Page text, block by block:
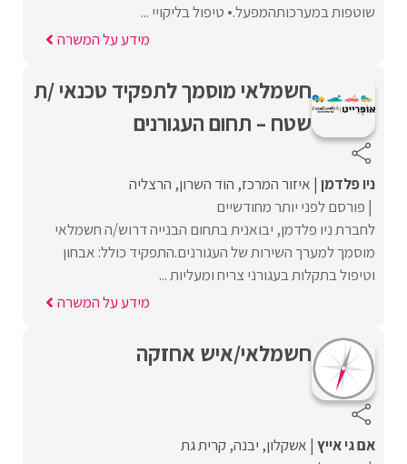
שוטפות במערכותהמפעל.• טיפול בליקויי ...
מידע על המשרה
חשמלאי מוסמך לתפקיד טכנאי /ת
שטח – תחום העגורנים
ניו פלדמן איזור המרכז הוד השרון הרצליה
פורסם לפני יותר מחודשיים
לחברת ניו פלדמן, יבואנית בתחום הבנייה דרוש/ה חשמלאי
מוסמך למערך השירות של העגורנים.התפקיד כולל: אבחון
וטיפול בתקלות בעגורני צריח ומעליות ...
מידע על המשרה
חשמלאי/איש אחזקה
אם גי אייץ אשקלון יבנה קרית גת